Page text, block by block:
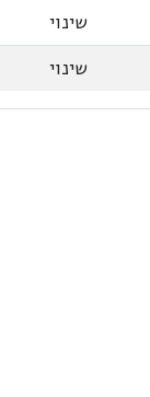
שינוי
שינוי